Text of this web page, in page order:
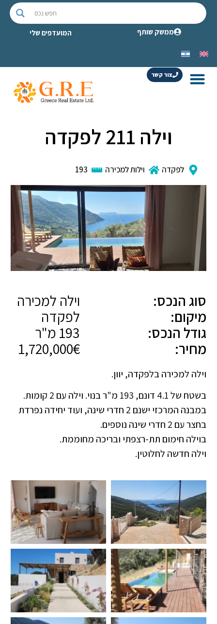
ממשק שותף המועדפים שלי
צור קשר
וילה 211 לפקדה
לפקדה וילות למכירה 193
סוג הנכס:
וילה למכירה
מיקום:
לפקדה
גודל הנכס:
מחיר:
1,720,000€
וילה למכירה בלפקדה, יוון.
בשטח של 4.1 דונם, 193 מ"ר בנוי. וילה עם 2 קומות.
במבנה המרכזי ישנם 2 חדרי שינה, ועוד יחידה נפרדת
בחצר עם 2 חדרי שינה נוספים.
בוילה חימום תת-רצפתי ובריכה מחוממת.
וילה חדשה לחלוטין.